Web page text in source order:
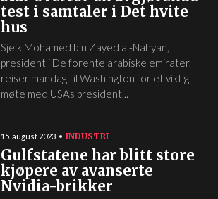
test i samtaler i Det hvite
hus
Sjeik Mohamed bin Zayed al-Nahyan,
president i De forente arabiske emirater,
reiser mandag til Washington for et viktig
møte med USAs president...
15. august 2023 INDUSTRI
Gulfstatene har blitt store
kjøpere av avanserte
Nvidia-brikker